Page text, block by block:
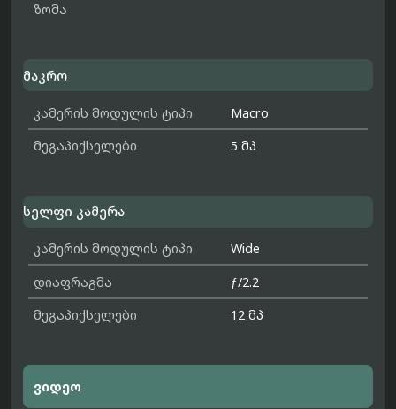
ზომა
მაკრო
კამერის მოდულის ტიპი
Macro
მეგაპიქსელები
5 მპ
სელფი კამერა
კამერის მოდულის ტიპი
Wide
დიაფრაგმა
ƒ/2.2
მეგაპიქსელები
12 მპ
ვიდეო